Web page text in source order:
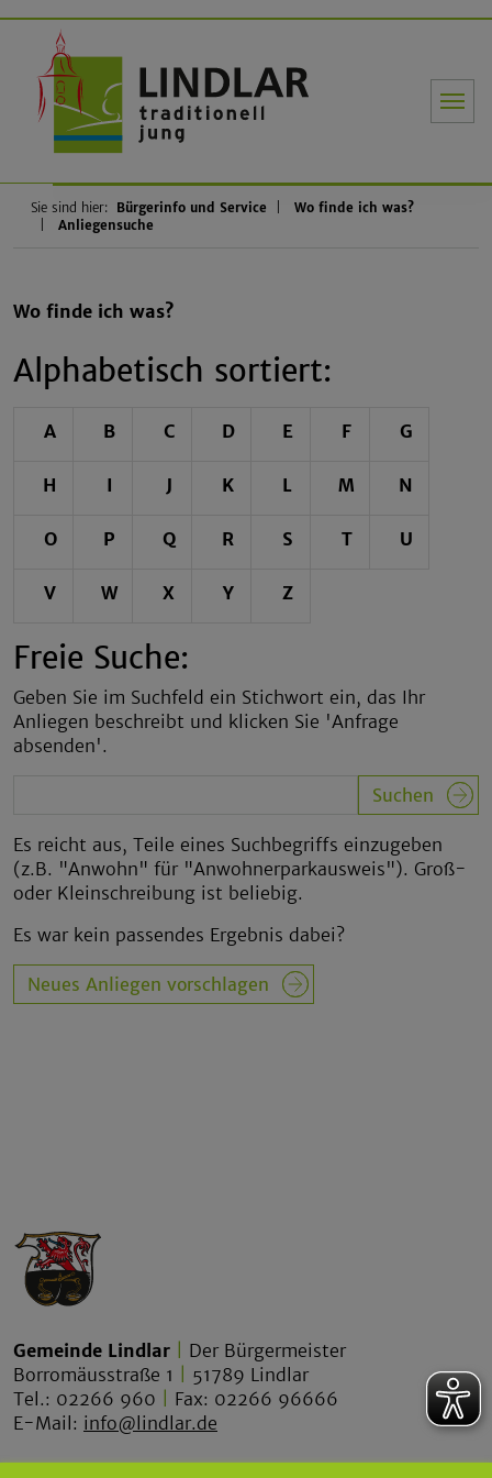
Sie sind hier: Bürgerinfo und Service
Wo finde ich was?
Anliegensuche
Wo finde ich was?
Alphabetisch sortiert:
A B C D E F G
H I J K L M N
O P Q R S T U
V W X Y Z
Freie Suche:
Geben Sie im Suchfeld ein Stichwort ein, das Ihr
Anliegen beschreibt und klicken Sie 'Anfrage
absenden'.
Es reicht aus, Teile eines Suchbegriffs einzugeben
(z.B. "Anwohn" für "Anwohnerparkausweis"). Groß-
oder Kleinschreibung ist beliebig.
Es war kein passendes Ergebnis dabei?
Neues Anliegen vorschlagen
Gemeinde Lindlar
Der Bürgermeister
Borromäusstraße 1
51789 Lindlar
Tel.: 02266 960
Fax: 02266 96666
E-Mail: info@lindlar.de